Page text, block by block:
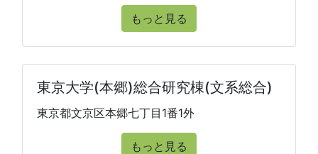
もっと見る
東京大学(本郷)総合研究棟(文系総合)
東京都文京区本郷七丁目1番1外
もっと見る